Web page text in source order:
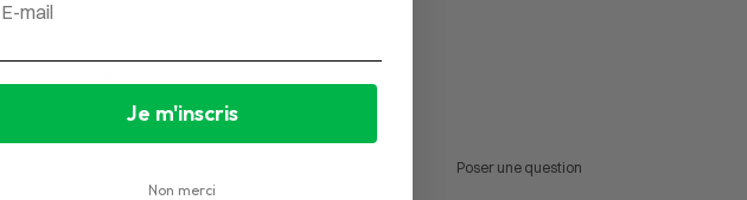
0%
Poser une question
Je m'inscris
Non merci